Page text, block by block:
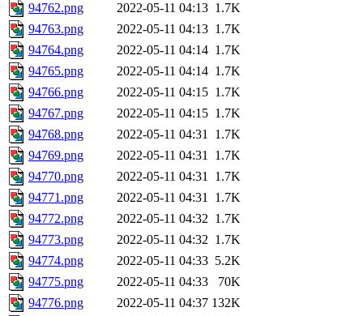
94762.png
2022-05-11 04:13 1.7K
94763.png
2022-05-11 04:13 1.7K
94764.png
2022-05-11 04:14 1.7K
94765.png
2022-05-11 04:14 1.7K
94766.png
2022-05-11 04:15 1.7K
94767.png
2022-05-11 04:15 1.7K
94768.png
2022-05-11 04:31 1.7K
94769.png
2022-05-11 04:31 1.7K
94770.png
2022-05-11 04:31 1.7K
94771.png
2022-05-11 04:31 1.7K
94772.png
2022-05-11 04:32 1.7K
94773.png
2022-05-11 04:32 1.7K
94774.png
2022-05-11 04:33 5.2K
94775.png
2022-05-11 04:33
70K
94776.png
2022-05-11 04:37 132K